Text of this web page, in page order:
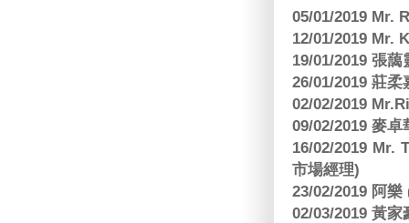
05/01/2019 Mr.
12/01/2019 Mr.
19/01/2019 張
26/01/2019 莊
02/02/2019
09/02/2019 麥
16/02/2019 Mr.
市場經理)
23/02/2019 阿
02/03/2019 黃